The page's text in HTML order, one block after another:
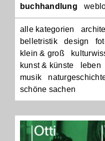
Navigation
buchhandlung
alle kategorien
belletristik
design
klein & groß
kunst & künste
leben
musik
schöne sachen